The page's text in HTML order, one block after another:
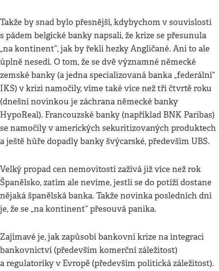
Takže by snad bylo přesnější, kdybychom v souvislosti
s pádem belgické banky napsali, že krize se přesunula
„na kontinent“, jak by řekli hezky Angličané. Ani to ale
úplně nesedí. O tom, že se dvě významné německé
zemské banky (a jedna specializovaná banka „federální“
IKS) v krizi namočily, víme také více než tři čtvrtě roku
(dnešní novinkou je záchrana německé banky
HypoReal). Francouzské banky (například BNK Paribas)
se namočily v amerických sekuritizovaných produktech
a ještě hůře dopadly banky švýcarské, především UBS.
Velký propad cen nemovitostí zažívá již více než rok
Španělsko, zatím ale nevíme, jestli se do potíží dostane
nějaká španělská banka. Takže novinka posledních dní
je, že se „na kontinent“ přesouvá panika.
Zajímavé je, jak zapůsobí bankovní krize na integraci
bankovnictví (především komerční záležitost)
a regulatoriky v Evropě (především politická záležitost).